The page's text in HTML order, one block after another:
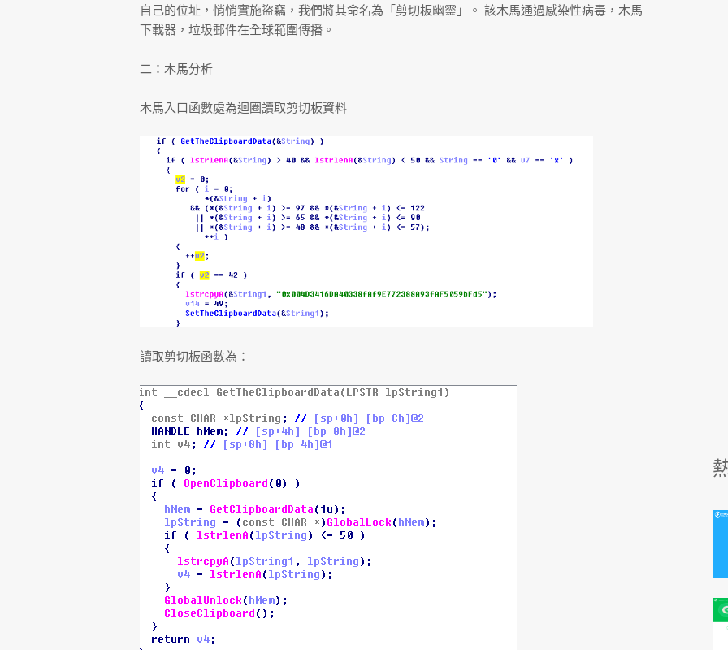
自己的位址，悄悄實施盜竊，我們將其命名為「剪切板幽靈」。 該木馬通過感染性病毒，木馬
下載器，垃圾郵件在全球範圍傳播。
二：木馬分析
木馬入口函數處為迴圈讀取剪切板資料
讀取剪切板函數為：